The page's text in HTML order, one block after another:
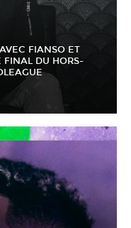
FIANSO ET
FINAL DU HORS-